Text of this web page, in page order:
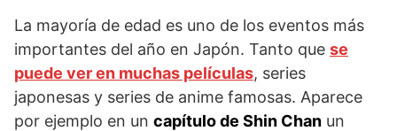
La mayoría de edad es uno de los eventos más
importantes del año en Japón. Tanto que se
puede ver en muchas películas, series
japonesas y series de anime famosas. Aparece
por ejemplo en un capítulo de Shin Chan un